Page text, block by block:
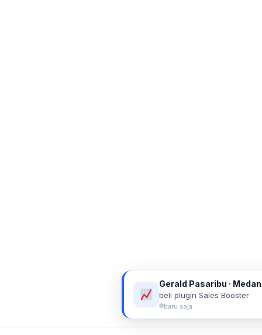
Gerald Pasaribu · Medan
beli plugin Sales Booster
baru saja